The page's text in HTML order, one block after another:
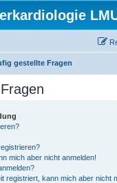
gestellte Fragen
mich aber nicht anmelden!
registriert, kann mich aber nicht